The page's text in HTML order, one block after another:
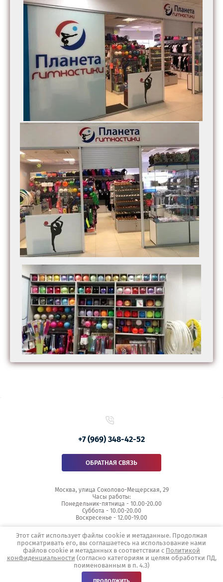
+7 (969) 348-42-52
ОБРАТНАЯ СВЯЗЬ
Москва, улица Соколово-Мещерская, 29
Часы работы:
Понедельник-пятница - 10.00-20.00
Суббота - 10.00-20.00
Воскресенье - 12.00-19.00
Copyright © 2017 - 2026
Политика конфиденциальности
Этот сайт использует файлы cookie и метаданные. Продолжая
просматривать его, вы соглашаетесь на использование нами
файлов cookie и метаданных в соответствии с Политикой
конфиденциальности (согласно категориям и целям обработки ПД,
поименованным в п. 4.3)